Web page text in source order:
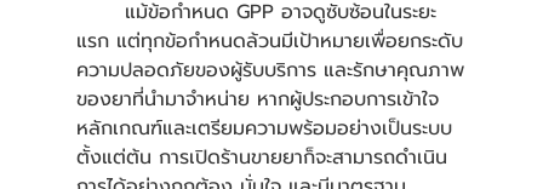
แรก แต่ทุกข้อกำหนดล้วนมีเป้าหมายเพื่อยกระดับ
ความปลอดภัยของผู้รับบริการ และรักษาคุณภาพ
ของยาที่นำมาจำหน่าย หากผู้ประกอบการเข้าใจ
หลักเกณฑ์และเตรียมความพร้อมอย่างเป็นระบบ
ตั้งแต่ต้น การเปิดร้านขายยาก็จะสามารถดำเนิน